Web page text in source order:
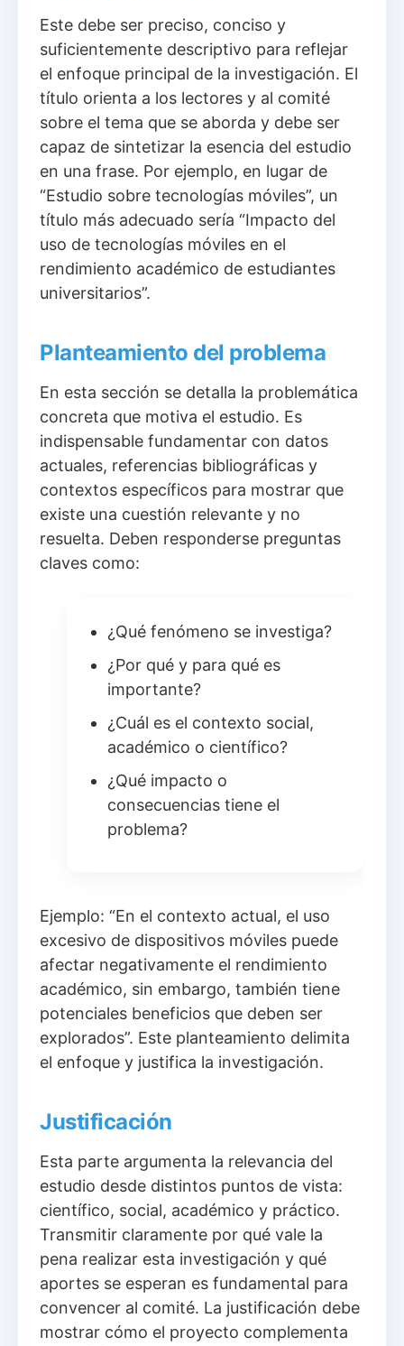
Este debe ser preciso, conciso y
suficientemente descriptivo para reflejar
el enfoque principal de la investigación. El
título orienta a los lectores y al comité
sobre el tema que se aborda y debe ser
capaz de sintetizar la esencia del estudio
en una frase. Por ejemplo, en lugar de
“Estudio sobre tecnologías móviles”, un
título más adecuado sería “Impacto del
uso de tecnologías móviles en el
rendimiento académico de estudiantes
universitarios”.
Planteamiento del problema
En esta sección se detalla la problemática
concreta que motiva el estudio. Es
indispensable fundamentar con datos
actuales, referencias bibliográficas y
contextos específicos para mostrar que
existe una cuestión relevante y no
resuelta. Deben responderse preguntas
claves como:
¿Qué fenómeno se investiga?
¿Por qué y para qué es
importante?
¿Cuál es el contexto social,
académico o científico?
¿Qué impacto o
consecuencias tiene el
problema?
Ejemplo: “En el contexto actual, el uso
excesivo de dispositivos móviles puede
afectar negativamente el rendimiento
académico, sin embargo, también tiene
potenciales beneficios que deben ser
explorados”. Este planteamiento delimita
el enfoque y justifica la investigación.
Justificación
Esta parte argumenta la relevancia del
estudio desde distintos puntos de vista:
científico, social, académico y práctico.
Transmitir claramente por qué vale la
pena realizar esta investigación y qué
aportes se esperan es fundamental para
convencer al comité. La justificación debe
mostrar cómo el proyecto complementa